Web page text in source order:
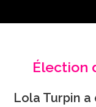
Élection
Lola Turpin